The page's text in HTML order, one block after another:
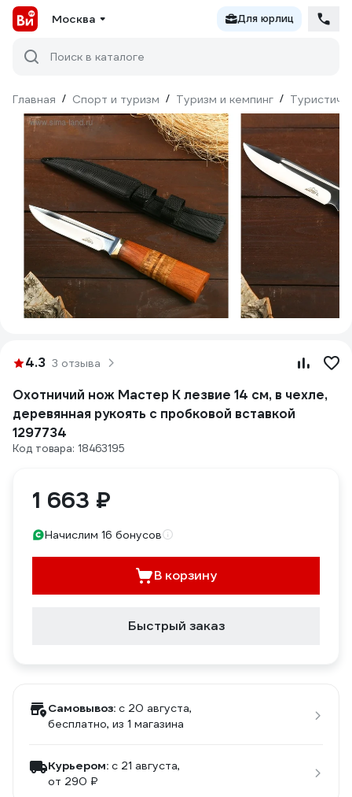
Москва Для юрлиц
Поиск в каталоге
Главная / Спорт и туризм / Туризм и кемпинг /
4.3 3 отзыва
Охотничий нож Мастер К лезвие 14 см, в чехле,
деревянная рукоять с пробковой вставкой
1297734
Код товара: 18463195
1 663 ₽
Начислим 16 бонусов
В корзину
Быстрый заказ
Самовывоз: c 20 августа,
бесплатно, из 1 магазина
Курьером: c 21 августа,
от 290 ₽